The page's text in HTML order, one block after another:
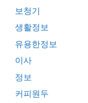
보청기
생활정보
유용한정보
이사
정보
커피원두